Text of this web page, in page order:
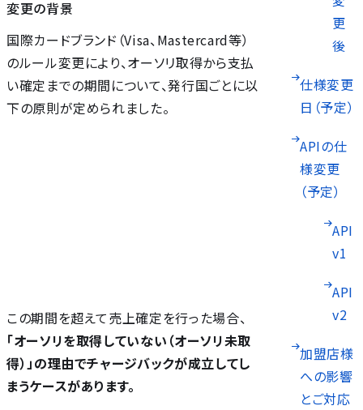
更
後
仕様変更
日（予定）
APIの仕
様変更
（予定）
API
v1
API
v2
加盟店様
への影響
とご対応
変更の背景
国際カードブランド（Visa、Mastercard等）
のルール変更により、オーソリ取得から支払
い確定までの期間について、発行国ごとに以
下の原則が定められました。
この期間を超えて売上確定を行った場合、
「オーソリを取得していない（オーソリ未取
得）」の理由でチャージバックが成立してし
まうケースがあります。